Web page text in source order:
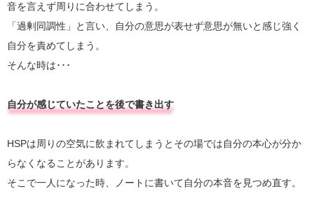
音を言えず周りに合わせてしまう。
「過剰同調性」と言い、自分の意思が表せず意思が無いと感じ強く
自分を責めてしまう。
そんな時は･･･
自分が感じていたことを後で書き出す
HSPは周りの空気に飲まれてしまうとその場では自分の本心が分か
らなくなることがあります。
そこで一人になった時、ノートに書いて自分の本音を見つめ直す。